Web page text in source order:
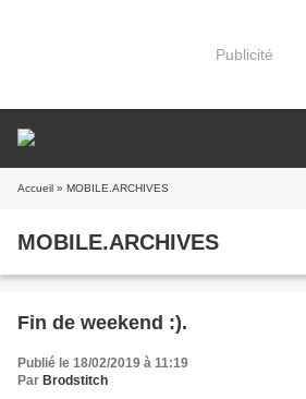
Publicité
Accueil » MOBILE.ARCHIVES
MOBILE.ARCHIVES
Fin de weekend :).
Publié le 18/02/2019 à 11:19
Par Brodstitch